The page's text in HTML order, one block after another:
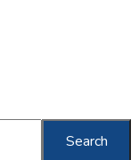
Search